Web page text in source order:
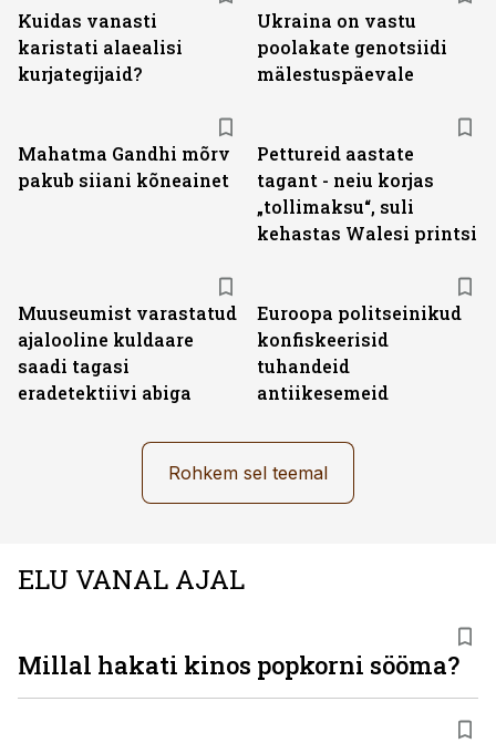
Kuidas vanasti
karistati alaealisi
kurjategijaid?
Ukraina on vastu
poolakate genotsiidi
mälestuspäevale
Mahatma Gandhi mõrv
pakub siiani kõneainet
Pettureid aastate
tagant - neiu korjas
„tollimaksu“, suli
kehastas Walesi printsi
Muuseumist varastatud
ajalooline kuldaare
saadi tagasi
eradetektiivi abiga
Euroopa politseinikud
konfiskeerisid
tuhandeid
antiikesemeid
Rohkem sel teemal
ELU VANAL AJAL
Millal hakati kinos popkorni sööma?